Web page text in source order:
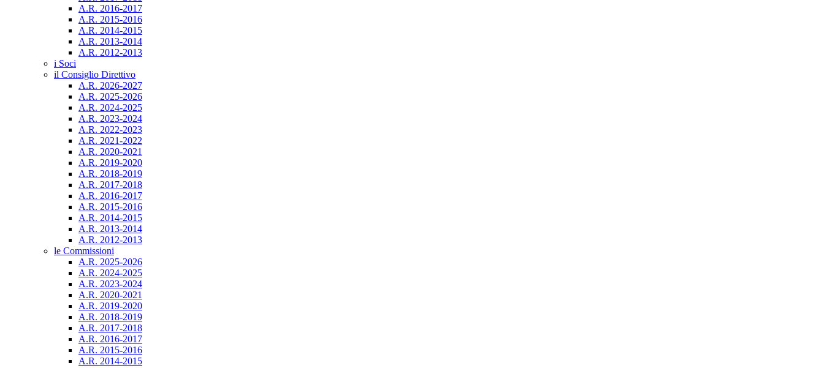
A.R. 2016-2017
A.R. 2015-2016
A.R. 2014-2015
A.R. 2013-2014
A.R. 2012-2013
i Soci
il Consiglio Direttivo
A.R. 2026-2027
A.R. 2025-2026
A.R. 2024-2025
A.R. 2023-2024
A.R. 2022-2023
A.R. 2021-2022
A.R. 2020-2021
A.R. 2019-2020
A.R. 2018-2019
A.R. 2017-2018
A.R. 2016-2017
A.R. 2015-2016
A.R. 2014-2015
A.R. 2013-2014
A.R. 2012-2013
le Commissioni
A.R. 2025-2026
A.R. 2024-2025
A.R. 2023-2024
A.R. 2020-2021
A.R. 2019-2020
A.R. 2018-2019
A.R. 2017-2018
A.R. 2016-2017
A.R. 2015-2016
A.R. 2014-2015